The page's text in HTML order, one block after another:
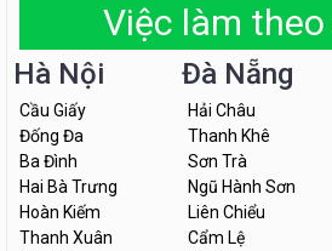
Việc làm
Hà Nội
Cầu Giấy
Đống Đa
Ba Đình
Hai Bà Trưng
Hoàn Kiếm
Thanh Xuân
Đà Nẵng
Hải Châu
Thanh Khê
Sơn Trà
Ngũ Hành Sơn
Liên Chiểu
Cẩm Lệ